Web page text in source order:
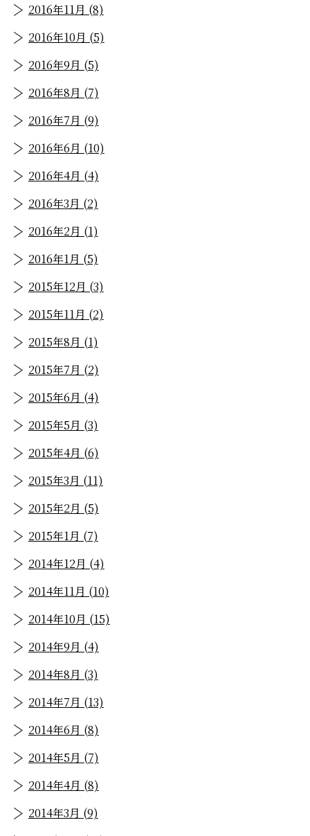
2016年11月 (8)
2016年10月 (5)
2016年9月 (5)
2016年8月 (7)
2016年7月 (9)
2016年6月 (10)
2016年4月 (4)
2016年3月 (2)
2016年2月 (1)
2016年1月 (5)
2015年12月 (3)
2015年11月 (2)
2015年8月 (1)
2015年7月 (2)
2015年6月 (4)
2015年5月 (3)
2015年4月 (6)
2015年3月 (11)
2015年2月 (5)
2015年1月 (7)
2014年12月 (4)
2014年11月 (10)
2014年10月 (15)
2014年9月 (4)
2014年8月 (3)
2014年7月 (13)
2014年6月 (8)
2014年5月 (7)
2014年4月 (8)
2014年3月 (9)